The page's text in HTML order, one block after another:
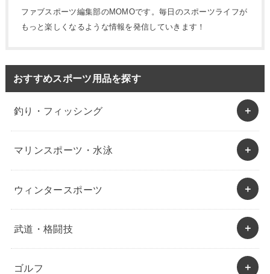
ファブスポーツ編集部のMOMOです。毎日のスポーツライフが
もっと楽しくなるような情報を発信していきます！
おすすめスポーツ用品を探す
釣り・フィッシング
マリンスポーツ・水泳
ウィンタースポーツ
武道・格闘技
ゴルフ